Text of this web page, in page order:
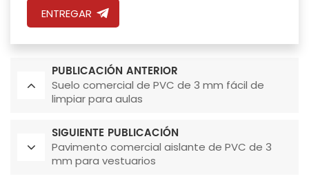
ENTREGAR
PUBLICACIÓN ANTERIOR
Suelo comercial de PVC de 3 mm fácil de
limpiar para aulas
SIGUIENTE PUBLICACIÓN
Pavimento comercial aislante de PVC de 3
mm para vestuarios